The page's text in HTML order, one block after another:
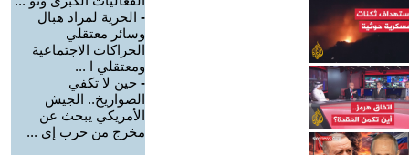
- الحرية لمراد هبال
وسائر معتقلي
الحراكات الاجتماعية
ومعتقلي ا ...
- حين لا تكفي
الصواريخ.. الجيش
الأمريكي يبحث عن
مخرج من حرب إي ...